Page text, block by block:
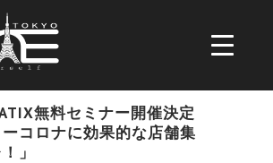
無料セミナー開催決定
ーコロナに効果的な店舗集
」